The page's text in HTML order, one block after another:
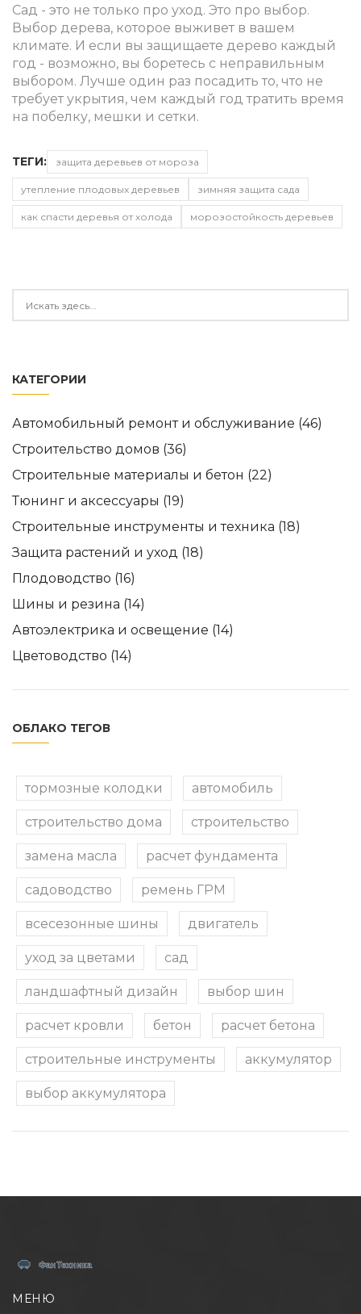
Сад - это не только про уход. Это про выбор.
Выбор дерева, которое выживет в вашем
климате. И если вы защищаете дерево каждый
год - возможно, вы боретесь с неправильным
выбором. Лучше один раз посадить то, что не
требует укрытия, чем каждый год тратить время
на побелку, мешки и сетки.
ТЕГИ: защита деревьев от мороза
утепление плодовых деревьев зимняя защита сада
как спасти деревья от холода морозостойкость деревьев
КАТЕГОРИИ
Автомобильный ремонт и обслуживание (46)
Строительство домов (36)
Строительные материалы и бетон (22)
Тюнинг и аксессуары (19)
Строительные инструменты и техника (18)
Защита растений и уход (18)
Плодоводство (16)
Шины и резина (14)
Автоэлектрика и освещение (14)
Цветоводство (14)
ОБЛАКО ТЕГОВ
тормозные колодки автомобиль
строительство дома строительство
замена масла расчет фундамента
садоводство ремень ГРМ
всесезонные шины двигатель
уход за цветами сад
ландшафтный дизайн выбор шин
расчет кровли бетон расчет бетона
строительные инструменты аккумулятор
выбор аккумулятора
МЕНЮ